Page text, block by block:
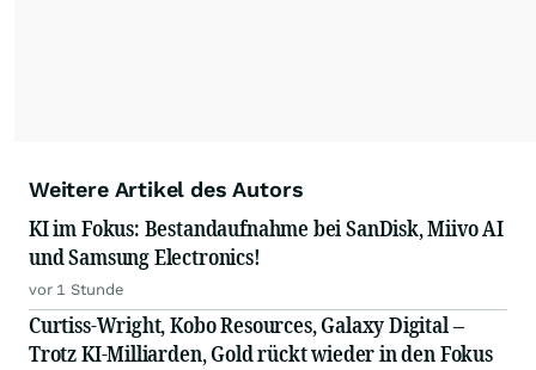
Weitere Artikel des Autors
KI im Fokus: Bestandaufnahme bei SanDisk, Miivo AI
und Samsung Electronics!
vor 1 Stunde
Curtiss-Wright, Kobo Resources, Galaxy Digital –
Trotz KI-Milliarden, Gold rückt wieder in den Fokus